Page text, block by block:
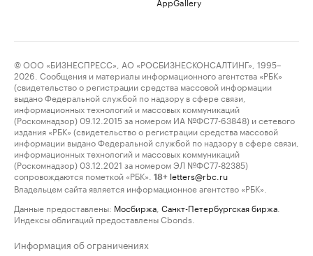
© ООО «БИЗНЕСПРЕСС», АО «РОСБИЗНЕСКОНСАЛТИНГ», 1995–
2026. Сообщения и материалы информационного агентства «РБК»
(свидетельство о регистрации средства массовой информации
выдано Федеральной службой по надзору в сфере связи,
информационных технологий и массовых коммуникаций
(Роскомнадзор) 09.12.2015 за номером ИА №ФС77-63848) и сетевого
издания «РБК» (свидетельство о регистрации средства массовой
информации выдано Федеральной службой по надзору в сфере связи,
информационных технологий и массовых коммуникаций
(Роскомнадзор) 03.12.2021 за номером ЭЛ №ФС77-82385)
сопровождаются пометкой «РБК».
18+ letters@rbc.ru
Владельцем сайта является информационное агентство «РБК».
Данные предоставлены: Мосбиржа Санкт-Петербургская биржа
Индексы облигаций предоставлены Cbonds.
Информация об ограничениях